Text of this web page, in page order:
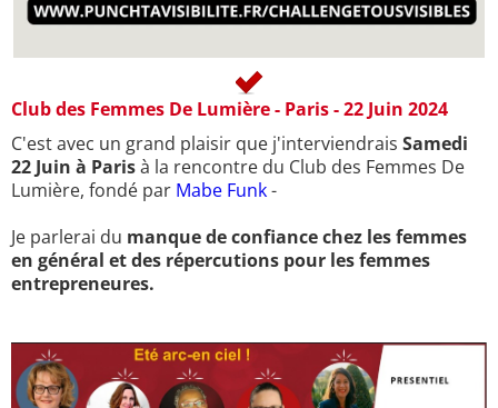
Club des Femmes De Lumière - Paris - 22 Juin 2024
C'est avec un grand plaisir que j'interviendrais Samedi
22 Juin à Parisà la rencontre du Club des Femmes De
Lumière, fondé par Mabe Funk-
Je parlerai du manque de confiance chez les femmes
en général et des répercutions pour les femmes
entrepreneures.